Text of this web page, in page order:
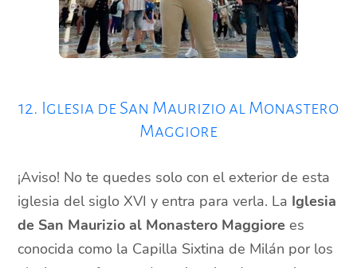
12. Iglesia de San Maurizio al Monastero
Maggiore
¡Aviso! No te quedes solo con el exterior de esta
iglesia del siglo XVI y entra para verla. La Iglesia
de San Maurizio al Monastero Maggiore es
conocida como la Capilla Sixtina de Milán por los